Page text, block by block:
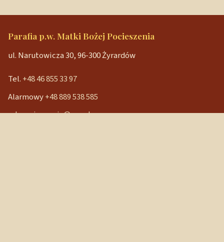
Parafia p.w. Matki Bożej Pocieszenia
ul. Narutowicza 30, 96-300 Żyrardów
Tel. +48 46 855 33 97
Alarmowy+48 889 538 585
mbpocieszenia@wp.pl